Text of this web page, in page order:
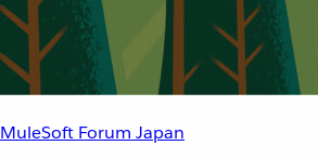
MuleSoft Forum Japan